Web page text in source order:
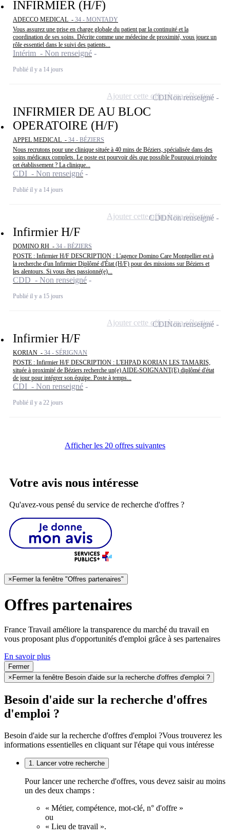
INFIRMIER (H/F)
ADECCO MEDICAL - 34 - MONTADY
Vous assurez une prise en charge globale du patient par la continuité et la
coordination de ses soins. Décrite comme une médecine de proximité, vous jouez un
rôle essentiel dans le suivi des patients...
Intérim - Non renseigné
Publié il y a 14 jours
INFIRMIER DE AU BLOC
OPERATOIRE (H/F)
APPEL MEDICAL - 34 - BÉZIERS
Nous recrutons pour une clinique située à 40 mins de Béziers, spécialisée dans des
soins médicaux complets. Le poste est pourvoir dès que possible Pourquoi rejoindre
cet établissement ? La clinique...
CDI - Non renseigné
Publié il y a 14 jours
CDINon renseigné
Ajouter cette offre à ma sélection
Infirmier H/F
DOMINO RH - 34 - BÉZIERS
POSTE : Infirmier H/F DESCRIPTION : L'agence Domino Care Montpellier est à
la recherche d'un Infirmier Diplômé d'État (H/F) pour des missions sur Béziers et
les alentours. Si vous êtes passionné(e)...
CDD - Non renseigné
Publié il y a 15 jours
CDDNon renseigné
Ajouter cette offre à ma sélection
Infirmier H/F
KORIAN - 34 - SÉRIGNAN
POSTE : Infirmier H/F DESCRIPTION : L'EHPAD KORIAN LES TAMARIS,
située à proximité de Béziers recherche un(e) AIDE-SOIGNANT(E) diplômé d'état
de jour pour intégrer son équipe. Poste à temps...
CDI - Non renseigné
Publié il y a 22 jours
CDINon renseigné
Ajouter cette offre à ma sélection
Afficher les 20 offres suivantes
Votre avis nous intéresse
Qu'avez-vous pensé du service de recherche d'offres ?
×Fermer la fenêtre "Offres partenaires"
Offres partenaires
France Travail améliore la transparence du marché du travail en
vous proposant plus d'opportunités d'emploi grâce à ses partenaires
En savoir plus
Fermer
× Fermer la fenêtre Besoin d'aide sur la recherche d'offres d'emploi ?
Besoin d'aide sur la recherche d'offres
d'emploi ?
Besoin d'aide sur la recherche d'offres d'emploi ?Vous trouverez les
informations essentielles en cliquant sur l'étape qui vous intéresse
1. Lancer votre recherche
Pour lancer une recherche d'offres, vous devez saisir au moins
un des deux champs :
« Métier, compétence, mot-clé, n° d'offre »
ou
« Lieu de travail ».